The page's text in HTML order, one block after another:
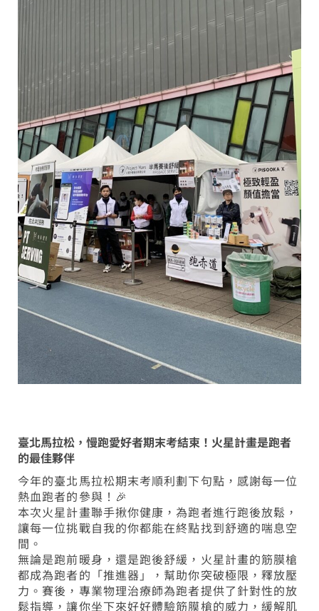
臺北馬拉松，慢跑愛好者期末考結束！火星計畫是跑者
的最佳夥伴
今年的臺北馬拉松期末考順利劃下句點，感謝每一位
熱血跑者的參與！🎉
本次火星計畫聯手揪你健康，為跑者進行跑後放鬆，
讓每一位挑戰自我的你都能在終點找到舒適的喘息空
間。
無論是跑前暖身，還是跑後舒緩，火星計畫的筋膜槍
都成為跑者的「推進器」，幫助你突破極限，釋放壓
力。賽後，專業物理治療師為跑者提供了針對性的放
鬆指導，讓你坐下來好好體驗筋膜槍的威力，緩解肌